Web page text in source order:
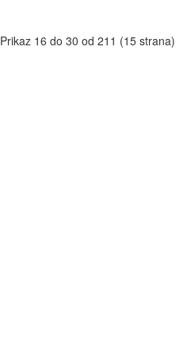
Prikaz 16 do 30 od 211 (15 strana)